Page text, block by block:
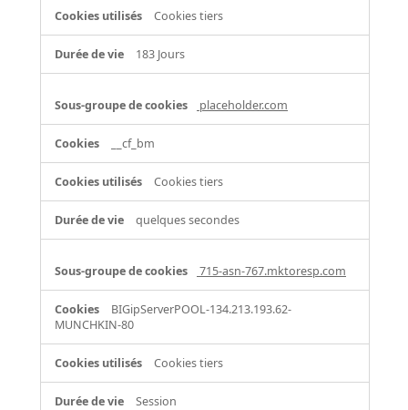
Cookies tiers
183 Jours
placeholder.com
__cf_bm
Cookies tiers
quelques secondes
715-asn-767.mktoresp.com
BIGipServerPOOL-134.213.193.62-
MUNCHKIN-80
Cookies tiers
Session